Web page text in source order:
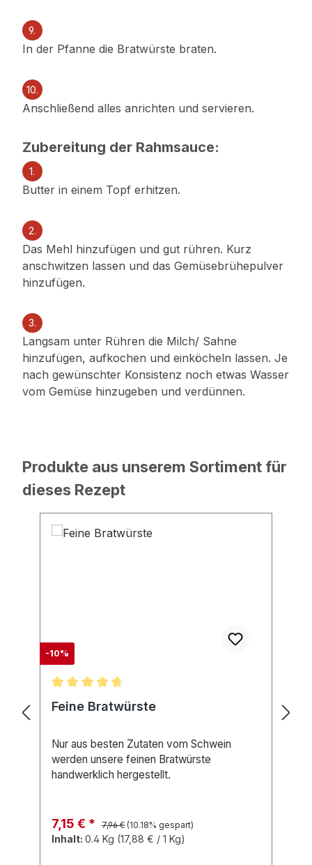
9.
In der Pfanne die Bratwürste braten.
10.
Anschließend alles anrichten und servieren.
Zubereitung der Rahmsauce:
1.
Butter in einem Topf erhitzen.
2.
Das Mehl hinzufügen und gut rühren. Kurz
anschwitzen lassen und das Gemüsebrühepulver
hinzufügen.
3.
Langsam unter Rühren die Milch/ Sahne
hinzufügen, aufkochen und einköcheln lassen. Je
nach gewünschter Konsistenz noch etwas Wasser
vom Gemüse hinzugeben und verdünnen.
Produkte aus unserem Sortiment für
dieses Rezept
(%price%% gespart)
-10%
Durchschnittliche Bewertung von 4.7 von 5
Feine Bratwürste
Nur aus besten Zutaten vom Schwein
werden unsere feinen Bratwürste
handwerklich hergestellt.
Verkaufspreis:
7,15 € * Regulärer Preis:
7,96 € (10.18% gespart)
Inhalt: 0.4 Kg (17,88 € / 1 Kg)